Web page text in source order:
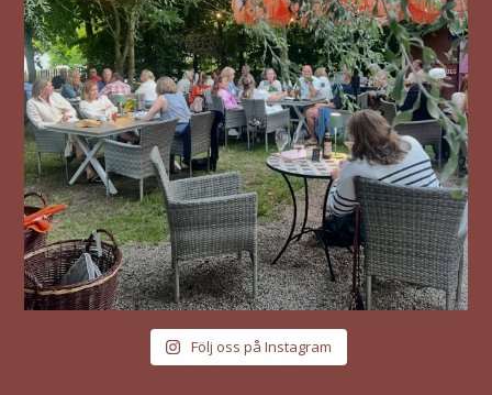
Följ oss på Instagram